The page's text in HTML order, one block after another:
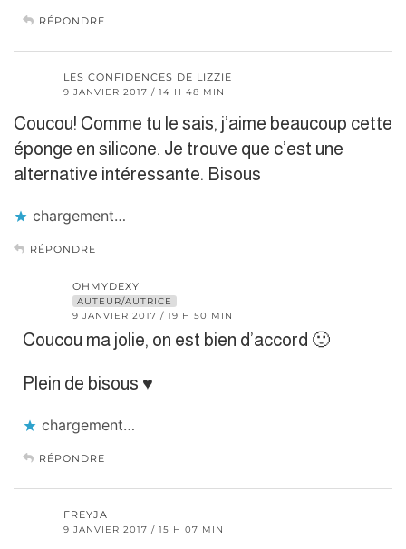
RÉPONDRE
LES CONFIDENCES DE LIZZIE
9 JANVIER 2017 / 14 H 48 MIN
Coucou! Comme tu le sais, j’aime beaucoup cette
éponge en silicone. Je trouve que c’est une
alternative intéressante. Bisous
chargement…
RÉPONDRE
OHMYDEXY
AUTEUR/AUTRICE
9 JANVIER 2017 / 19 H 50 MIN
Coucou ma jolie, on est bien d’accord 🙂
Plein de bisous ♥︎
chargement…
RÉPONDRE
FREYJA
9 JANVIER 2017 / 15 H 07 MIN